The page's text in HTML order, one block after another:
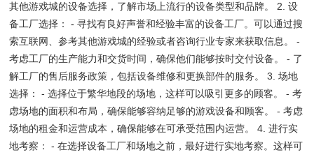
其他游戏城的设备选择，了解市场上流行的设备类型和品牌。 2. 设
备工厂选择： - 寻找有良好声誉和经验丰富的设备工厂。可以通过搜
索互联网、参考其他游戏城的经验或者咨询行业专家来获取信息。 -
考虑工厂的生产能力和交货时间，确保他们能够按时交付设备。 - 了
解工厂的售后服务政策，包括设备维修和更换部件的服务。 3. 场地
选择： - 选择位于繁华地段的场地，这样可以吸引更多的顾客。 - 考
虑场地的面积和布局，确保能够容纳足够的游戏设备和顾客。 - 考虑
场地的租金和运营成本，确保能够在可承受范围内运营。 4. 进行实
地考察： - 在选择设备工厂和场地之前，最好进行实地考察。这样可